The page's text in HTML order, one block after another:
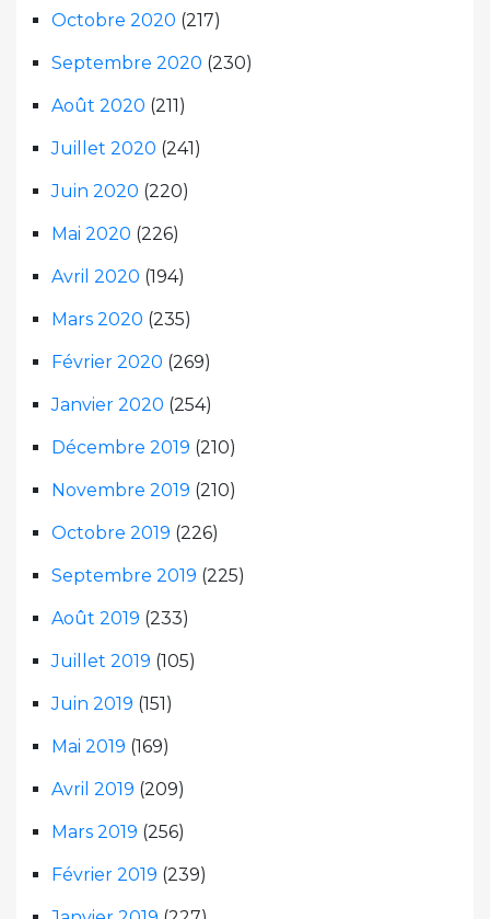
Octobre 2020 (217)
Septembre 2020 (230)
Août 2020 (211)
Juillet 2020 (241)
Juin 2020 (220)
Mai 2020 (226)
Avril 2020 (194)
Mars 2020 (235)
Février 2020 (269)
Janvier 2020 (254)
Décembre 2019 (210)
Novembre 2019 (210)
Octobre 2019 (226)
Septembre 2019 (225)
Août 2019 (233)
Juillet 2019 (105)
Juin 2019 (151)
Mai 2019 (169)
Avril 2019 (209)
Mars 2019 (256)
Février 2019 (239)